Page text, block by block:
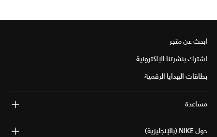
ابحث عن متجر
اشترك بنشرتنا الإلكترونية
بطاقات الهدايا الرقمية
مساعدة
حول NIKE (بالإنجليزية)